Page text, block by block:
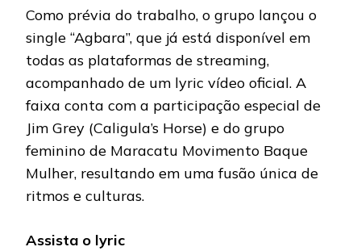
Como prévia do trabalho, o grupo lançou o
single “Agbara”, que já está disponível em
todas as plataformas de streaming,
acompanhado de um lyric vídeo oficial. A
faixa conta com a participação especial de
Jim Grey (Caligula’s Horse) e do grupo
feminino de Maracatu Movimento Baque
Mulher, resultando em uma fusão única de
ritmos e culturas.
Assista o lyric